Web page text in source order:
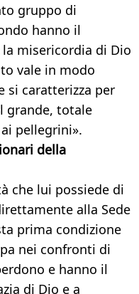
gruppo di
hanno il
misericordia di Dio
vale in modo
si caratterizza per
grande, totale
pellegrini».
della
che lui possiede di
alla Sede
prima condizione
nei confronti di
e hanno il
di Dio e a